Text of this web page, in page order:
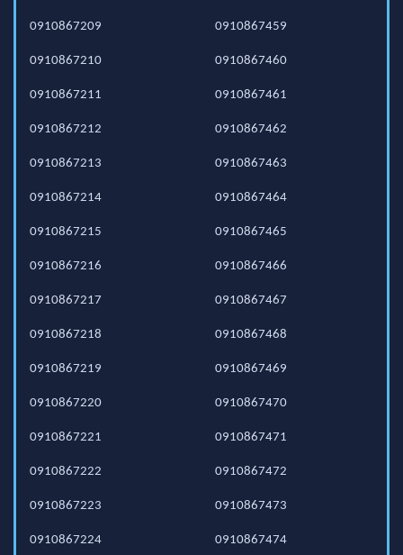
0910867209
0910867210
0910867211
0910867212
0910867213
0910867214
0910867215
0910867216
0910867217
0910867218
0910867219
0910867220
0910867221
0910867222
0910867223
0910867224
0910867459
0910867460
0910867461
0910867462
0910867463
0910867464
0910867465
0910867466
0910867467
0910867468
0910867469
0910867470
0910867471
0910867472
0910867473
0910867474